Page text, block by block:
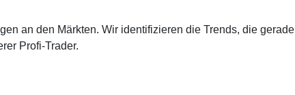
an den Märkten. Wir identifizieren die Trends, die gerade
Profi-Trader.